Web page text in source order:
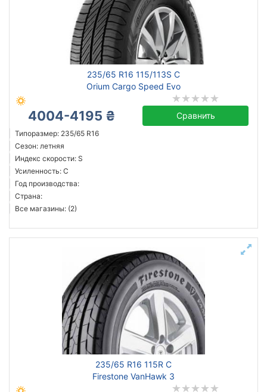
235/65 R16 115/113S C
Orium Cargo Speed Evo
4004-4195 ₴ Сравнить
Типоразмер: 235/65 R16
Сезон: летняя
Индекс скорости: S
Усиленность: C
Год производства:
Страна:
Все магазины: (2)
235/65 R16 115R C
Firestone VanHawk 3